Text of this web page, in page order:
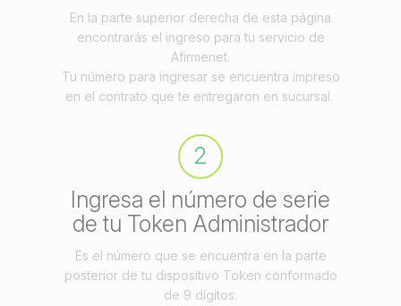
En la parte superior derecha de esta página
encontrarás el ingreso para tu servicio de
Afirmenet.
Tu número para ingresar se encuentra impreso
en el contrato que te entregaron en sucursal.
2
Ingresa el número de serie
de tu Token Administrador
Es el número que se encuentra en la parte
posterior de tu dispositivo Token conformado
de 9 dígitos.